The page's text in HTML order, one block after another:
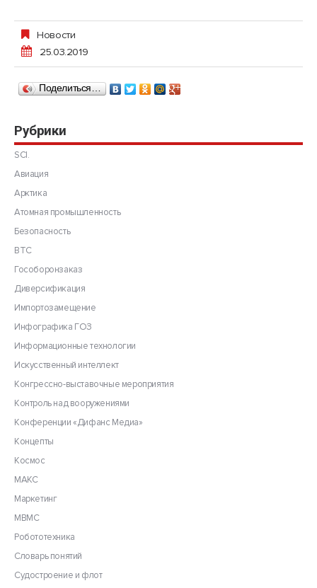
Новости
25.03.2019
Поделиться…
Рубрики
SCI.
Авиация
Арктика
Атомная промышленность
Безопасность
ВТС
Гособоронзаказ
Диверсификация
Импортозамещение
Инфографика ГОЗ
Информационные технологии
Искусственный интеллект
Конгрессно-выставочные мероприятия
Контроль над вооружениями
Конференции «Дифанс Медиа»
Концепты
Космос
МАКС
Маркетинг
МВМС
Робототехника
Словарь понятий
Судостроение и флот